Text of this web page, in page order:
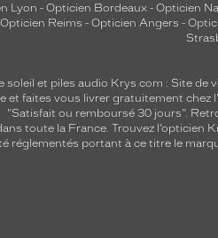
Lyon - Opticien Bordeaux - Opticien
Opticien Reims - Opticien Angers -
soleil et piles audio Krys.com : Site de
et faites vous livrer gratuitement
"Satisfait ou remboursé 30 jours".
toute la France. Trouvez l’opticien
réglementés portant à ce titre le